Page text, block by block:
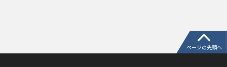
ページの先頭へ